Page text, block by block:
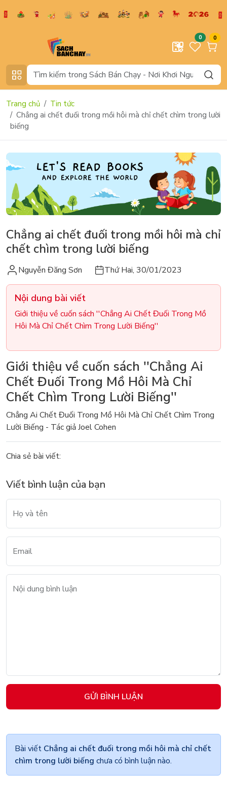
0 0
Trang chủ
Tin tức
Chẳng ai chết đuối trong mồi hôi mà chỉ chết chìm trong lười
biếng
Chẳng ai chết đuối trong mồi hôi mà chỉ
chết chìm trong lười biếng
Nguyễn Đăng Sơn Thứ Hai, 30/01/2023
Nội dung bài viết
Giới thiệu về cuốn sách ''Chẳng Ai Chết Đuối Trong Mồ
Hôi Mà Chỉ Chết Chìm Trong Lười Biếng''
Giới thiệu về cuốn sách ''Chẳng Ai
Chết Đuối Trong Mồ Hôi Mà Chỉ
Chết Chìm Trong Lười Biếng''
Chẳng Ai Chết Đuối Trong Mồ Hôi Mà Chỉ Chết Chìm Trong
Lười Biếng - Tác giả Joel Cohen
Chia sẻ bài viết:
Viết bình luận của bạn
Họ và tên
Email
Nội dung bình luận
GỬI BÌNH LUẬN
Bài viết Chẳng ai chết đuối trong mồi hôi mà chỉ chết
chìm trong lười biếng chưa có bình luận nào.